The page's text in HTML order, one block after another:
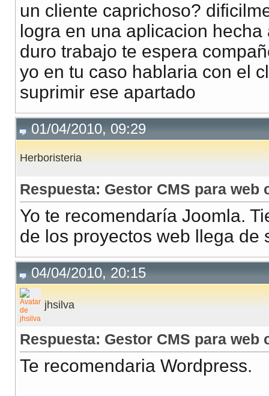
un cliente caprichoso?
logra en una aplicacion hecha
duro trabajo te espera
yo en tu caso hablaria con el
suprimir ese apartado
01/04/2010, 09:29
Herboristeria
Respuesta: Gestor CMS para web
Yo te recomendaría Joomla.
de los proyectos web llega de
04/04/2010, 20:15
jhsilva
Respuesta: Gestor CMS para web
Te recomendaria Wordpress.